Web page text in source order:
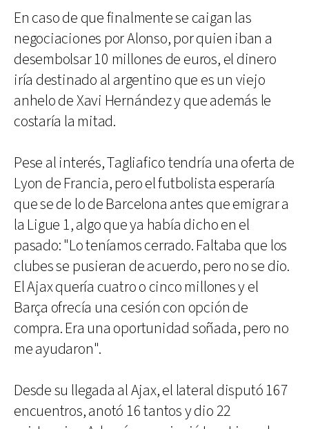
En caso de que finalmente se caigan las
negociaciones por Alonso, por quien iban a
desembolsar 10 millones de euros, el dinero
iría destinado al argentino que es un viejo
anhelo de Xavi Hernández y que además le
costaría la mitad.
Pese al interés, Tagliafico tendría una oferta de
Lyon de Francia, pero el futbolista esperaría
que se de lo de Barcelona antes que emigrar a
la Ligue 1, algo que ya había dicho en el
pasado: "Lo teníamos cerrado. Faltaba que los
clubes se pusieran de acuerdo, pero no se dio.
El Ajax quería cuatro o cinco millones y el
Barça ofrecía una cesión con opción de
compra. Era una oportunidad soñada, pero no
me ayudaron".
Desde su llegada al Ajax, el lateral disputó 167
encuentros, anotó 16 tantos y dio 22